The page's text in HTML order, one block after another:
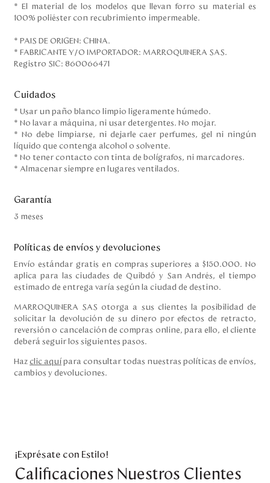
* El material de los modelos que llevan forro su material es
100% poliéster con recubrimiento impermeable.
* PAIS DE ORIGEN: CHINA.
* FABRICANTE Y/O IMPORTADOR: MARROQUINERA SAS.
Registro SIC: 860066471
Cuidados
* Usar un paño blanco limpio ligeramente húmedo.
* No lavar a máquina, ni usar detergentes. No mojar.
* No debe limpiarse, ni dejarle caer perfumes, gel ni ningún
líquido que contenga alcohol o solvente.
* No tener contacto con tinta de bolígrafos, ni marcadores.
* Almacenar siempre en lugares ventilados.
Garantía
3 meses
Políticas de envíos y devoluciones
Envío estándar gratis en compras superiores a $150.000. No
aplica para las ciudades de Quibdó y San Andrés, el tiempo
estimado de entrega varía según la ciudad de destino.
MARROQUINERA SAS otorga a sus clientes la posibilidad de
solicitar la devolución de su dinero por efectos de retracto,
reversión o cancelación de compras online, para ello, el cliente
deberá seguir los siguientes pasos.
Haz clic aquí para consultar todas nuestras políticas de envíos,
cambios y devoluciones.
¡Exprésate con Estilo!
Calificaciones Nuestros Clientes